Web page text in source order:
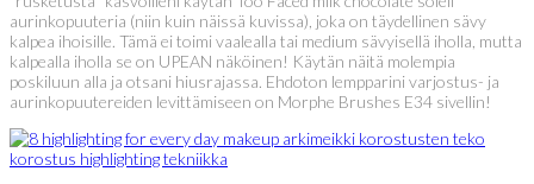
aurinkopuuteria (niin kuin näissä kuvissa), joka on täydellinen sävy
kalpea ihoisille. Tämä ei toimi vaalealla tai medium sävyisellä iholla, mutta
kalpealla iholla se on UPEAN näköinen! Käytän näitä molempia
poskiluun alla ja otsani hiusrajassa. Ehdoton lempparini varjostus- ja
aurinkopuutereiden levittämiseen on Morphe Brushes E34 sivellin!